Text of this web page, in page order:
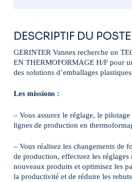
DESCRIPTIF DU POSTE
GERINTER Vannes recherche un
EN THERMOFORMAGE H/F pour
des solutions d’emballages
Les missions :
– Vous assurez le réglage, le
lignes de production en
– Vous réalisez les changements de
de production, effectuez les réglages
nouveaux produits et optimisez les
la productivité et de réduire les